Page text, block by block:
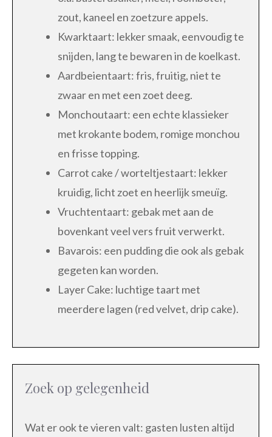
zout, kaneel en zoetzure appels.
Kwarktaart: lekker smaak, eenvoudig te
snijden, lang te bewaren in de koelkast.
Aardbeientaart: fris, fruitig, niet te
zwaar en met een zoet deeg.
Monchoutaart: een echte klassieker
met krokante bodem, romige monchou
en frisse topping.
Carrot cake / worteltjestaart: lekker
kruidig, licht zoet en heerlijk smeuïg.
Vruchtentaart: gebak met aan de
bovenkant veel vers fruit verwerkt.
Bavarois: een pudding die ook als gebak
gegeten kan worden.
Layer Cake: luchtige taart met
meerdere lagen (red velvet, drip cake).
Zoek op gelegenheid
Wat er ook te vieren valt: gasten lusten altijd